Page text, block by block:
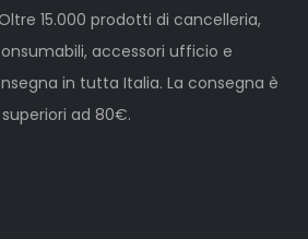
15.000 prodotti di cancelleria,
accessori ufficio e
in tutta Italia. La consegna è
ad 80€.